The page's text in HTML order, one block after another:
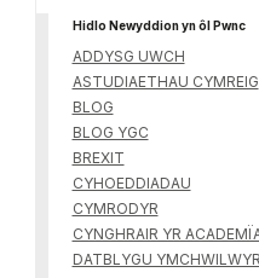
Hidlo Newyddion yn ôl Pwnc
ADDYSG UWCH
ASTUDIAETHAU CYMREIG
BLOG
BLOG YGC
BREXIT
CYHOEDDIADAU
CYMRODYR
CYNGHRAIR YR
DATBLYGU YMCHWILWYR